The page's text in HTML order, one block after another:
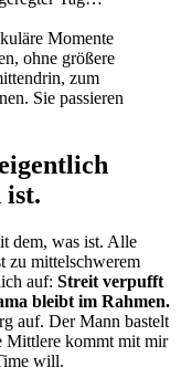
Momente
ohne größere
zum
Sie passieren
ist.
dem, was ist. Alle
zu mittelschwerem
auf: Streit verpufft
bleibt im Rahmen.
auf. Der Mann bastelt
Mittlere kommt mit mir
will.